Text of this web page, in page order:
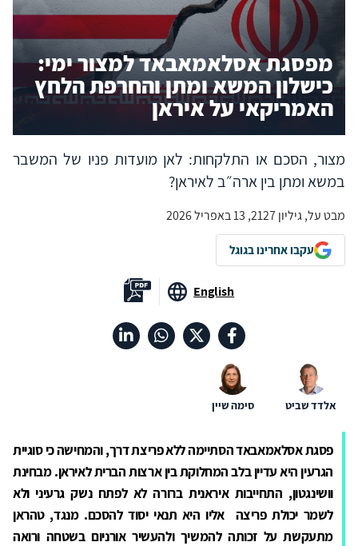
מפסגת אסלאמאבאד למצור ימי:
כישלון המשא ומתן והחרפת הלחץ
האמריקאי על איראן
מצור, הסכם או התלקחות: לאן מועדות פניו של המשבר
במשא ומתן בין ארה״ב לאיראן?
מבט על, גיליון 2127, 13 באפריל 2026
עקבו אחרינו בגוגל
English
אלדד שביט סימה שיין
פסגת אסלאמאבאד הסתיימה ללא פריצת דרך, והמחישה כי סוגיית
הגרעין היא עדיין בלב המחלוקת בין ארצות הברית לאיראן. מבחינת
וושינגטון, התחייבות איראנית ברורה לא לפתח נשק גרעיני ולא
לשמר יכולת פריצה אליו היא תנאי יסוד להסכם. מנגד, טהראן
מתעקשת על זכותה להמשיך ולהעשיר אורניום בשטחה ורואה